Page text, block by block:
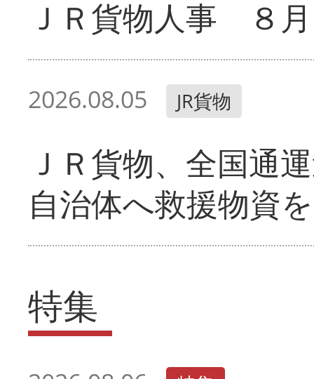
ＪＲ貨物人事 ８
2026.08.05 JR貨物
ＪＲ貨物、全国通
自治体へ救援物資
特集